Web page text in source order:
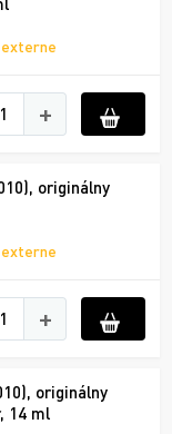
+
originálny
+
originálny
14 ml